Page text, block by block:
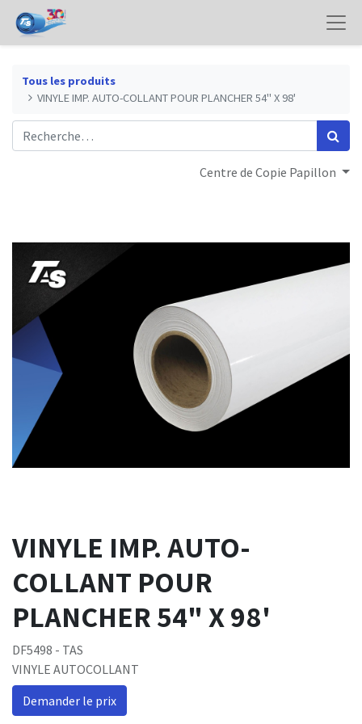
Tous les produits
VINYLE IMP. AUTO-COLLANT POUR PLANCHER 54" X 98'
Centre de Copie Papillon
VINYLE IMP. AUTO-
COLLANT POUR
PLANCHER 54" X 98'
DF5498 - TAS
VINYLE AUTOCOLLANT
Demander le prix